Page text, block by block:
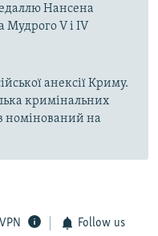
Нансена
V і IV
анексії Криму.
кримінальних
номінований на
Follow us